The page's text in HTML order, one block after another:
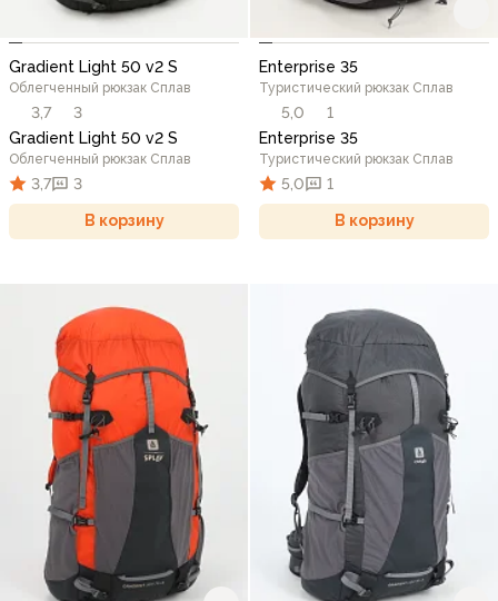
Gradient Light 50 v2 S
Облегченный рюкзак Сплав
3,7
3
Gradient Light 50 v2 S
Облегченный рюкзак Сплав
3,7 3
В корзину
Enterprise 35
Туристический рюкзак Сплав
5,0
1
Enterprise 35
Туристический рюкзак Сплав
5,0 1
В корзину